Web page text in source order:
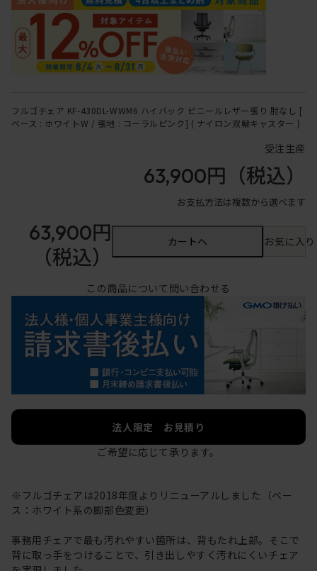
フルゴチェア KF-430DL-WWM6 ハイバック ビニールレザー張り 肘なし [
ベース : ホワイトW / 張地 : コーラルピンク] ( ナイロン双輪キャスター )
受注生産
63,900円 （税込）
お支払方法は複数から選べます
63,900円
（税込）
カートへ お気に入
この商品について問い合わせる
法人限定 お見積り
ご希望に応じて承ります。
※フルゴチェアは2018年度よりリニューアルしました（ベー
ス：ホワイト系の脚部色変更）
事務用チェアで最も汚れやすい箇所は、背もたれ上部。そこで
背に取っ手をつけることで、引き出しやすく汚れにくいチェア